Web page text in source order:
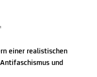
einer realistischen
und